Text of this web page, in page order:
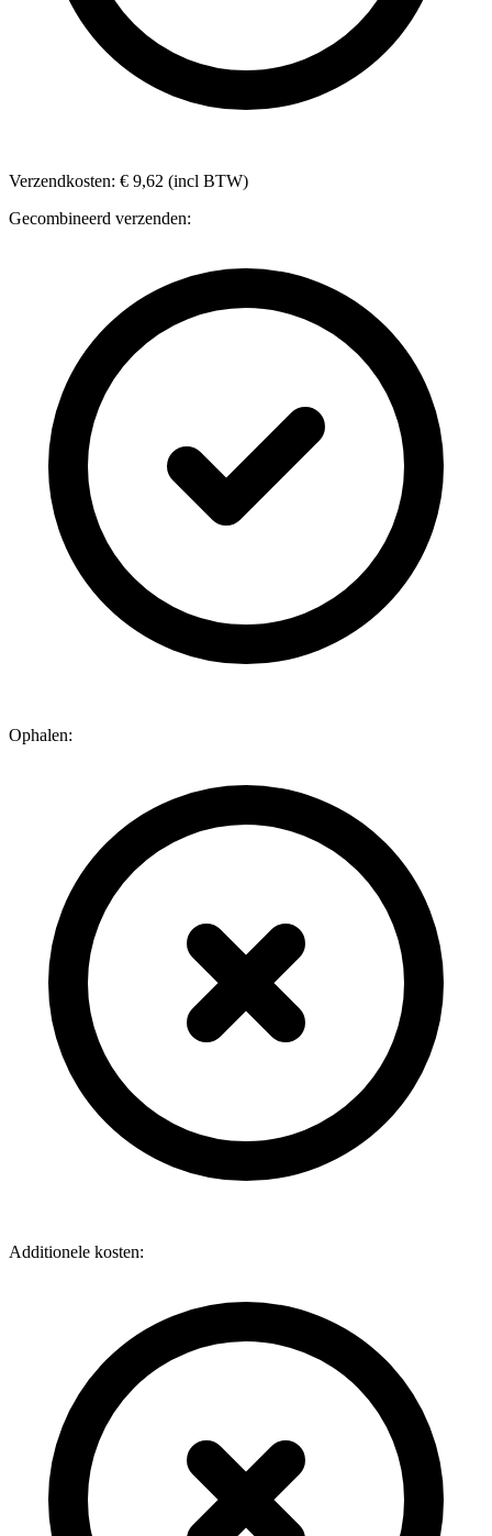
Verzendkosten: € 9,62 (incl BTW)
Gecombineerd verzenden:
Ophalen:
Additionele kosten: